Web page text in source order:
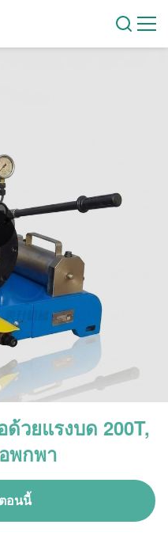
ด้วยแรงบด 200T,
พกพา
อนนี้